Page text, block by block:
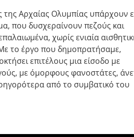
Αρχαίας Ολυμπίας υπάρχουν
που δυσχεραίνουν πεζούς και
χωρίς ενιαία
το έργο που δημοπρατήσαμε,
επιτέλους μια είσοδο με
με όμορφους φανοστάτες,
από το συμβατικό του